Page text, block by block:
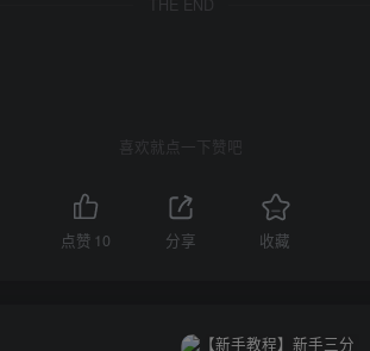
THE END
喜欢就点一下赞吧
点赞 10 分享 收藏